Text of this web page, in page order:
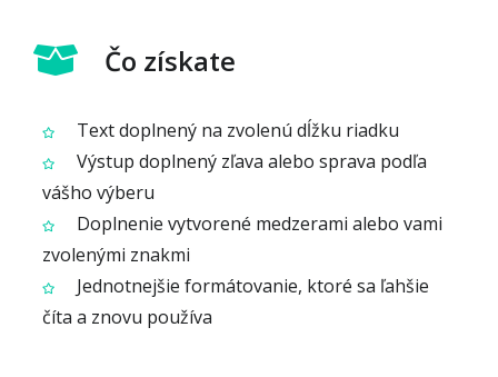
Čo získate
Text doplnený na zvolenú dĺžku riadku
Výstup doplnený zľava alebo sprava podľa
vášho výberu
Doplnenie vytvorené medzerami alebo vami
zvolenými znakmi
Jednotnejšie formátovanie, ktoré sa ľahšie
číta a znovu používa